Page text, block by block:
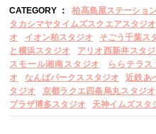
CATEGORY ： 柏髙島屋ステーショ
タカシマヤタイムズスクエアスタジオ
オ
イオン柏スタジオ そごう千葉ス
と横浜スタジオ
アリオ西新井スタ
スモール湘南スタジオ
ららテラス
オ
なんばパークススタジオ 近鉄あ
タジオ
京都ラクエ四条烏丸スタジオ
プラザ博多スタジオ
天神イムズスタ